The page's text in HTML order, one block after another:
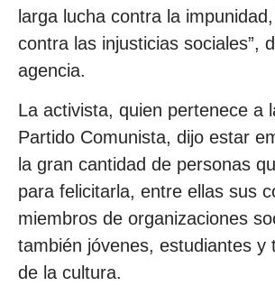
larga lucha contra la
contra las injusticias sociales”,
agencia.
La activista, quien pertenece a
Partido Comunista, dijo estar
la gran cantidad de personas
para felicitarla, entre ellas sus
miembros de organizaciones
también jóvenes, estudiantes y
de la cultura.